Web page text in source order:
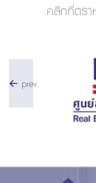
คลิกที่ตรา
prev